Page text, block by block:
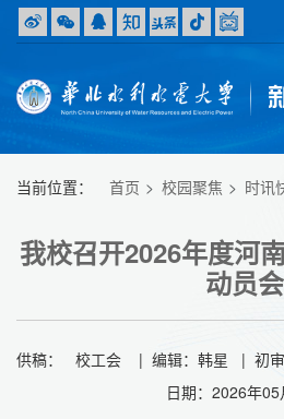
当前位置： 首页 校园聚焦 时讯
我校召开2026年度河
动员会
供稿： 校工会 | 编辑：韩星 | 初审
日期：2026年05